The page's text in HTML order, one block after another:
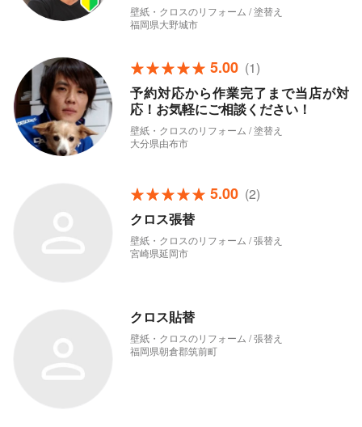
壁紙・クロスのリフォーム / 塗替え
福岡県大野城市
5.00 (1)
予約対応から作業完了まで当店が対
応！お気軽にご相談ください！
壁紙・クロスのリフォーム / 塗替え
大分県由布市
5.00 (2)
クロス張替
壁紙・クロスのリフォーム / 張替え
宮崎県延岡市
クロス貼替
壁紙・クロスのリフォーム / 張替え
福岡県朝倉郡筑前町